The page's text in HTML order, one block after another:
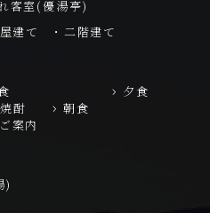
客室(優湯亭)
建て
・二階建て
夕食
酎
朝食
案内
)